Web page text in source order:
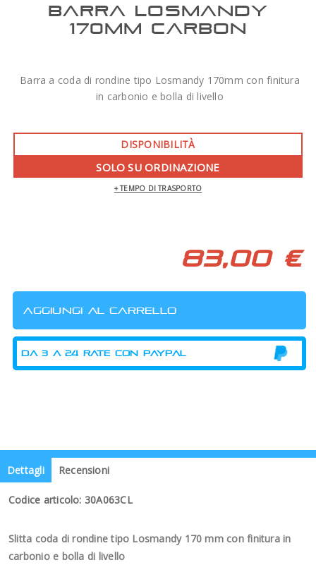
BARRA LOSMANDY
170MM CARBON
Barra a coda di rondine tipo Losmandy 170mm con finitura
in carbonio e bolla di livello
DISPONIBILITÀ
SOLO SU ORDINAZIONE
+ TEMPO DI TRASPORTO
83,00 €
Dettagli Recensioni
Codice articolo: 30A063CL
Slitta coda di rondine tipo Losmandy 170 mm con finitura in
carbonio e bolla di livello